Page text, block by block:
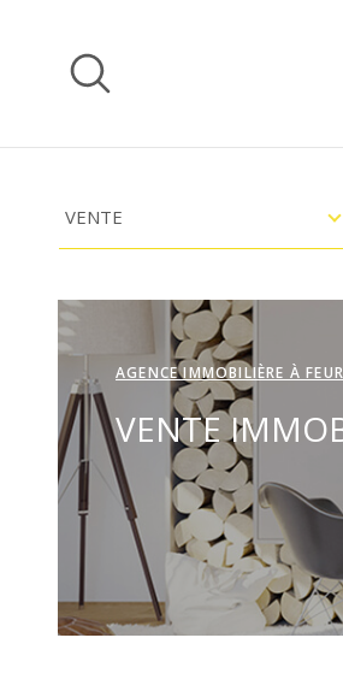
contenu
RE
CH
ER
CH
E
D'OFFRE
VENTE
CHAMPS
TEXTE
AGENCE IMMOBILIÈRE À
VENTE